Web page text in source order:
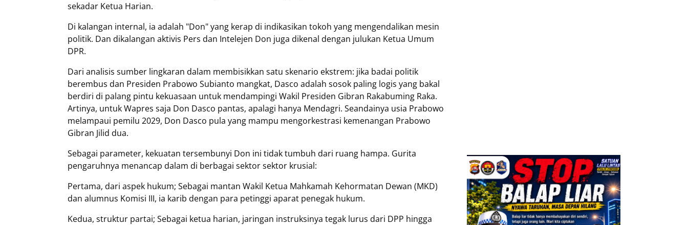
sekadar Ketua Harian.
Di kalangan internal, ia adalah "Don" yang kerap di indikasikan tokoh yang mengendalikan mesin
politik. Dan dikalangan aktivis Pers dan Intelejen Don juga dikenal dengan julukan Ketua Umum
DPR.
Dari analisis sumber lingkaran dalam membisikkan satu skenario ekstrem: jika badai politik
berembus dan Presiden Prabowo Subianto mangkat, Dasco adalah sosok paling logis yang bakal
berdiri di palang pintu kekuasaan untuk mendampingi Wakil Presiden Gibran Rakabuming Raka.
Artinya, untuk Wapres saja Don Dasco pantas, apalagi hanya Mendagri. Seandainya usia Prabowo
melampaui pemilu 2029, Don Dasco pula yang mampu mengorkestrasi kemenangan Prabowo
Gibran Jilid dua.
Sebagai parameter, kekuatan tersembunyi Don ini tidak tumbuh dari ruang hampa. Gurita
pengaruhnya menancap dalam di berbagai sektor sektor krusial:
Pertama, dari aspek hukum; Sebagai mantan Wakil Ketua Mahkamah Kehormatan Dewan (MKD)
dan alumnus Komisi III, ia karib dengan para petinggi aparat penegak hukum.
Kedua, struktur partai; Sebagai ketua harian, jaringan instruksinya tegak lurus dari DPP hingga